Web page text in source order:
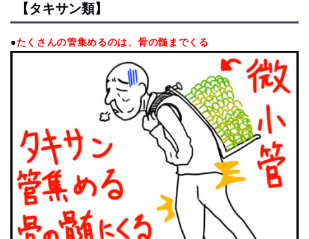
【タキサン類】
●たくさんの管集めるのは、骨の髄までくる